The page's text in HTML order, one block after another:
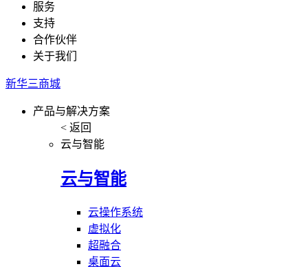
服务
支持
合作伙伴
关于我们
新华三商城
产品与解决方案
< 返回
云与智能
云与智能
云操作系统
虚拟化
超融合
桌面云